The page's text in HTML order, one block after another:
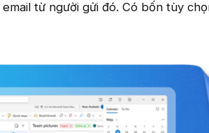
từ người gửi đó. Có bốn tùy